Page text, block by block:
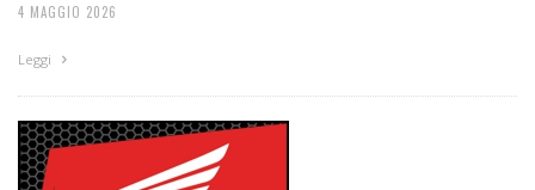
4 MAGGIO 2026
Leggi